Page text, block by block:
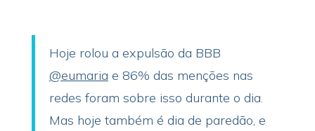
Hoje rolou a expulsão da BBB
@eumaria e 86% das menções nas
redes foram sobre isso durante o dia.
Mas hoje também é dia de paredão, e